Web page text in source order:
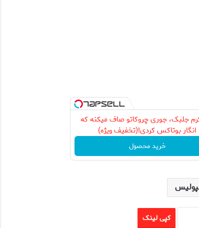
جلبک، جوری چروکاتو صاف میکنه که
انگار بوتاکس کردی!(تخفیف ویژه)
خرید محصول
کپی لینک